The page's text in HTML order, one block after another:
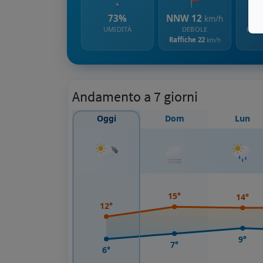
73%
UMIDITÀ
NNW 12 km/h
DEBOLE
Raffiche 22 km/h
Andamento a 7 giorni
Oggi Dom Lun
12°
6°
15°
7°
14°
9°